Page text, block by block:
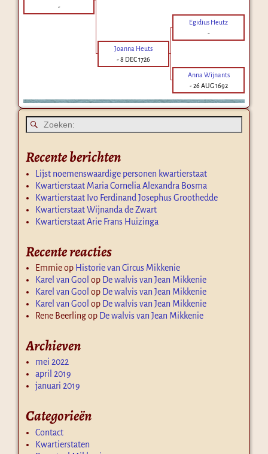
-
Egidius Heutz
-
Joanna Heuts
-8 DEC 1726
Anna Wijnants
-26 AUG 1692
Recente berichten
Lijst noemenswaardige personen kwartierstaat
Kwartierstaat Maria Cornelia Alexandra Bosma
Kwartierstaat Ivo Ferdinand Josephus Groothedde
Kwartierstaat Wijnanda de Zwart
Kwartierstaat Arie Frans Huizinga
Recente reacties
Emmieop Historie van Circus Mikkenie
Karel van Gool op De walvis van Jean Mikkenie
Karel van Gool op De walvis van Jean Mikkenie
Karel van Gool op De walvis van Jean Mikkenie
Rene Beerlingop De walvis van Jean Mikkenie
Archieven
mei 2022
april 2019
januari 2019
Categorieën
Contact
Kwartierstaten